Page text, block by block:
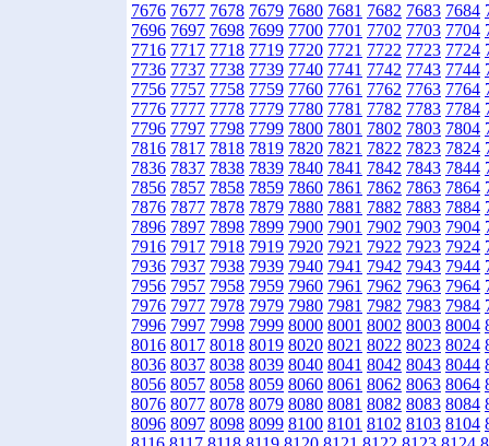
7676 7677 7678 7679 7680 7681 7682 7683 7684
7696 7697 7698 7699 7700 7701 7702 7703 7704
7716 7717 7718 7719 7720 7721 7722 7723 7724
7736 7737 7738 7739 7740 7741 7742 7743 7744
7756 7757 7758 7759 7760 7761 7762 7763 7764
7776 7777 7778 7779 7780 7781 7782 7783 7784
7796 7797 7798 7799 7800 7801 7802 7803 7804
7816 7817 7818 7819 7820 7821 7822 7823 7824
7836 7837 7838 7839 7840 7841 7842 7843 7844
7856 7857 7858 7859 7860 7861 7862 7863 7864
7876 7877 7878 7879 7880 7881 7882 7883 7884
7896 7897 7898 7899 7900 7901 7902 7903 7904
7916 7917 7918 7919 7920 7921 7922 7923 7924
7936 7937 7938 7939 7940 7941 7942 7943 7944
7956 7957 7958 7959 7960 7961 7962 7963 7964
7976 7977 7978 7979 7980 7981 7982 7983 7984
7996 7997 7998 7999 8000 8001 8002 8003 8004
8016 8017 8018 8019 8020 8021 8022 8023 8024
8036 8037 8038 8039 8040 8041 8042 8043 8044
8056 8057 8058 8059 8060 8061 8062 8063 8064
8076 8077 8078 8079 8080 8081 8082 8083 8084
8096 8097 8098 8099 8100 8101 8102 8103 8104